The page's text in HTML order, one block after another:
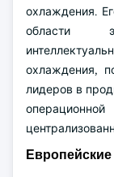
охлаждения.
области
охлаждения,
лидеров в